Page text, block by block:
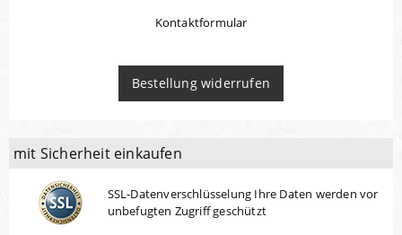
Kontaktformular
Bestellung widerrufen
mit Sicherheit einkaufen
SSL-Datenverschlüsselung Ihre Daten werden vor
unbefugten Zugriff geschützt